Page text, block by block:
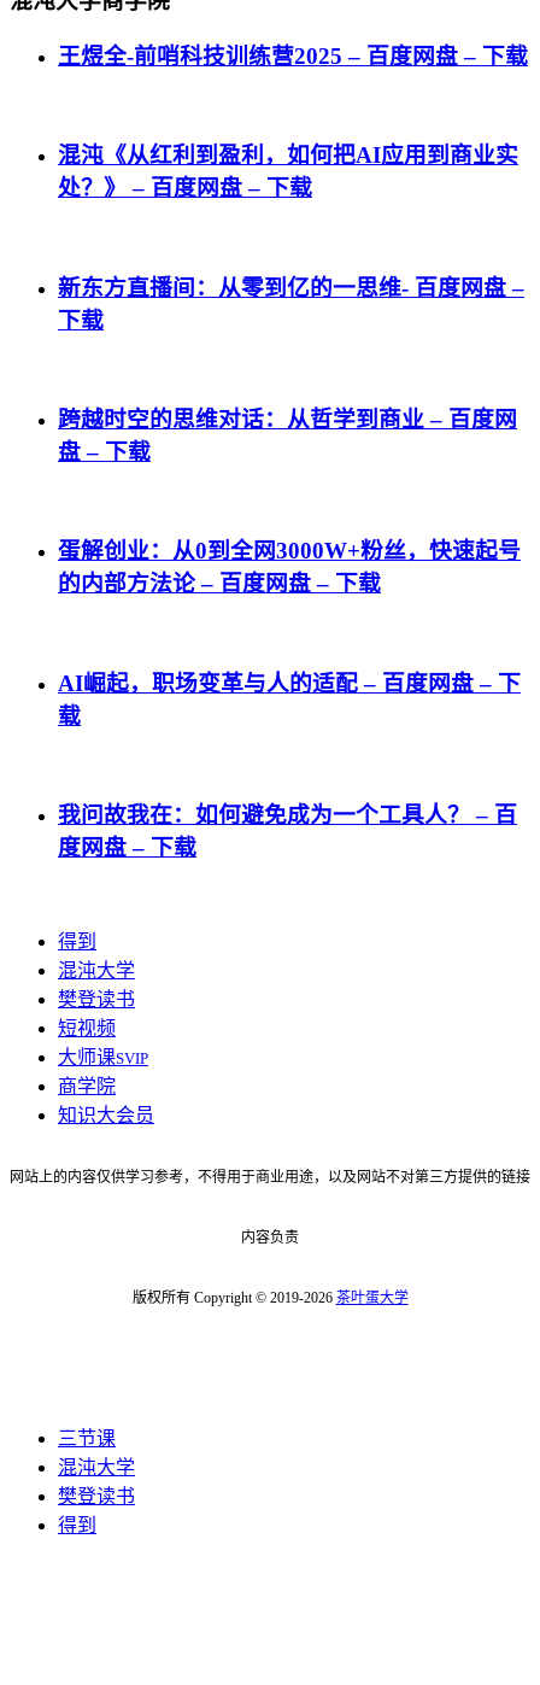
王煜全-前哨科技训练营2025 – 百度网盘 – 下载
混沌《从红利到盈利，如何把AI应用到商业实
处？》 – 百度网盘 – 下载
新东方直播间：从零到亿的一思维- 百度网盘 –
下载
跨越时空的思维对话：从哲学到商业 – 百度网
盘 – 下载
蛋解创业：从0到全网3000W+粉丝，快速起号
的内部方法论 – 百度网盘 – 下载
AI崛起，职场变革与人的适配 – 百度网盘 – 下
载
我问故我在：如何避免成为一个工具人？ – 百
度网盘 – 下载
得到
混沌大学
樊登读书
短视频
大师课SVIP
商学院
知识大会员
网站上的内容仅供学习参考，不得用于商业用途，以及网站不对第三方提供的链接
内容负责
版权所有 Copyright © 2019-2026 茶叶蛋大学
三节课
混沌大学
樊登读书
得到